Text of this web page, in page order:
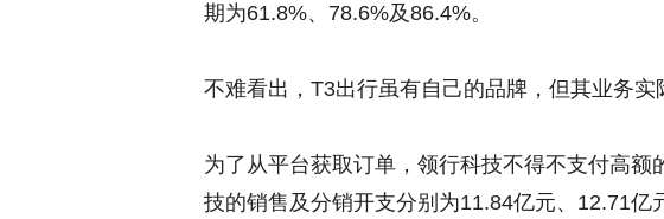
期为61.8%、78.6%及86.4%。
不难看出，T3出行虽有自己的品牌，但其业务实
为了从平台获取订单，领行科技不得不支付高
技的销售及分销开支分别为11.84亿元、12.71亿